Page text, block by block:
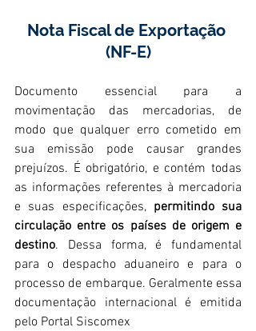
Nota Fiscal de Exportação
(NF-E)
Documento essencial para a
movimentação das mercadorias, de
modo que qualquer erro cometido em
sua emissão pode causar grandes
prejuízos. É obrigatório, e contém todas
as informações referentes à mercadoria
e suas especificações, permitindo sua
circulação entre os países de origem e
destino. Dessa forma, é fundamental
para o despacho aduaneiro e para o
processo de embarque. Geralmente essa
documentação internacional é emitida
pelo Portal Siscomex